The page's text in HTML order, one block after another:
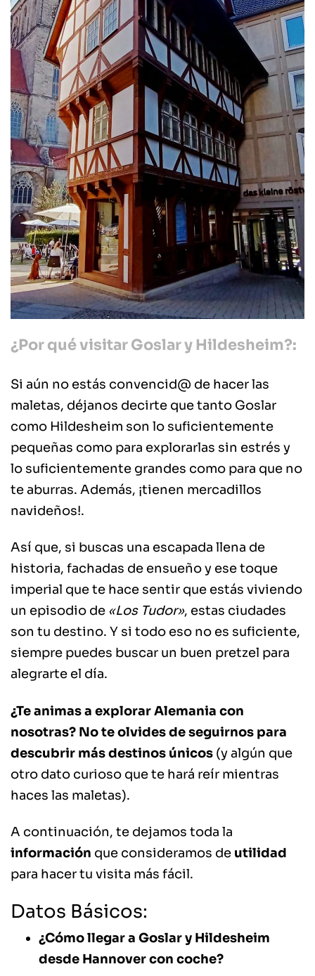
¿Por qué visitar Goslar y Hildesheim?:
Si aún no estás convencid@ de hacer las
maletas, déjanos decirte que tanto Goslar
como Hildesheim son lo suficientemente
pequeñas como para explorarlas sin estrés y
lo suficientemente grandes como para que no
te aburras. Además, ¡tienen mercadillos
navideños!.
Así que, si buscas una escapada llena de
historia, fachadas de ensueño y ese toque
imperial que te hace sentir que estás viviendo
un episodio de «Los Tudor», estas ciudades
son tu destino. Y si todo eso no es suficiente,
siempre puedes buscar un buen pretzel para
alegrarte el día.
¿Te animas a explorar Alemania con
nosotras? No te olvides de seguirnos para
descubrir más destinos únicos (y algún que
otro dato curioso que te hará reír mientras
haces las maletas).
A continuación, te dejamos toda la
información que consideramos de utilidad
para hacer tu visita más fácil.
Datos Básicos:
¿Cómo llegar a Goslar y Hildesheim
desde Hannover con coche?